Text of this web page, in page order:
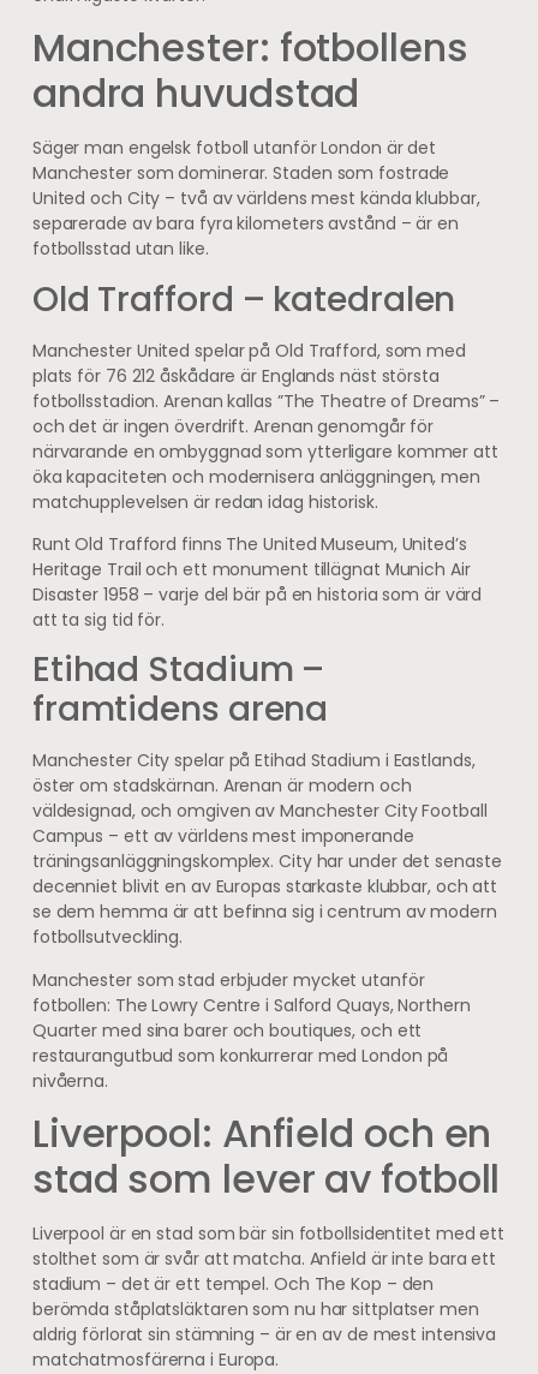
Manchester: fotbollens
andra huvudstad
Säger man engelsk fotboll utanför London är det
Manchester som dominerar. Staden som fostrade
United och City – två av världens mest kända klubbar,
separerade av bara fyra kilometers avstånd – är en
fotbollsstad utan like.
Old Trafford – katedralen
Manchester United spelar på Old Trafford, som med
plats för 76 212 åskådare är Englands näst största
fotbollsstadion. Arenan kallas ”The Theatre of Dreams” –
och det är ingen överdrift. Arenan genomgår för
närvarande en ombyggnad som ytterligare kommer att
öka kapaciteten och modernisera anläggningen, men
matchupplevelsen är redan idag historisk.
Runt Old Trafford finns The United Museum, United’s
Heritage Trail och ett monument tillägnat Munich Air
Disaster 1958 – varje del bär på en historia som är värd
att ta sig tid för.
Etihad Stadium –
framtidens arena
Manchester City spelar på Etihad Stadium i Eastlands,
öster om stadskärnan. Arenan är modern och
väldesignad, och omgiven av Manchester City Football
Campus – ett av världens mest imponerande
träningsanläggningskomplex. City har under det senaste
decenniet blivit en av Europas starkaste klubbar, och att
se dem hemma är att befinna sig i centrum av modern
fotbollsutveckling.
Manchester som stad erbjuder mycket utanför
fotbollen: The Lowry Centre i Salford Quays, Northern
Quarter med sina barer och boutiques, och ett
restaurangutbud som konkurrerar med London på
nivåerna.
Liverpool: Anfield och en
stad som lever av fotboll
Liverpool är en stad som bär sin fotbollsidentitet med ett
stolthet som är svår att matcha. Anfield är inte bara ett
stadium – det är ett tempel. Och The Kop – den
berömda ståplatsläktaren som nu har sittplatser men
aldrig förlorat sin stämning – är en av de mest intensiva
matchatmosfärerna i Europa.